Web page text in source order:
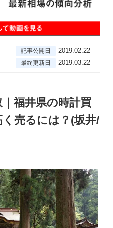
記事公開日 2019.02.22
最終更新日 2019.03.22
福井県の時計買
売るには？(坂井/